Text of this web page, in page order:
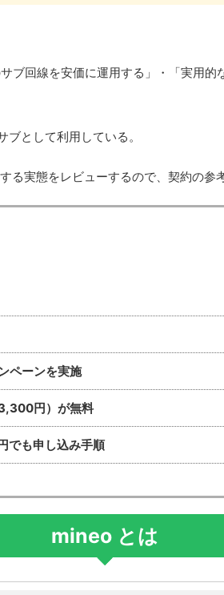
ブ回線を安価に運用する」・「実用
として利用している。
実態をレビューするので、契約の参
ペーンを実施
円）が無料
でも申し込み手順
mineo とは